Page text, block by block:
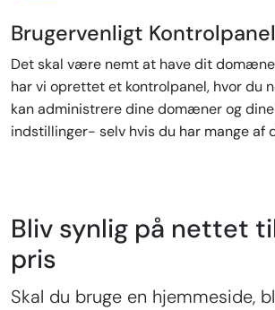
Brugervenligt Kontrolpanel
Det skal være nemt at have dit domæne
har vi oprettet et kontrolpanel, hvor du
kan administrere dine domæner og
indstillinger- selv hvis du har mange af
Bliv synlig på nettet
pris
Skal du bruge en hjemmeside,